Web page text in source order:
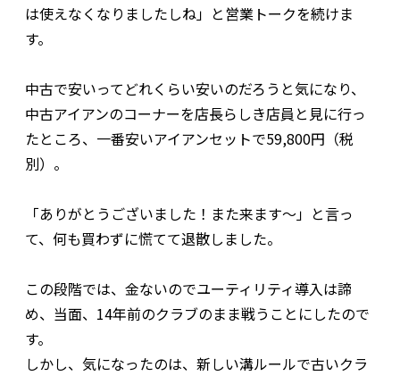
は使えなくなりましたしね」と営業トークを続けま
す。
中古で安いってどれくらい安いのだろうと気になり、
中古アイアンのコーナーを店長らしき店員と見に行っ
たところ、一番安いアイアンセットで59,800円（税
別）。
「ありがとうございました！また来ます～」と言っ
て、何も買わずに慌てて退散しました。
この段階では、金ないのでユーティリティ導入は諦
め、当面、14年前のクラブのまま戦うことにしたので
す。
しかし、気になったのは、新しい溝ルールで古いクラ